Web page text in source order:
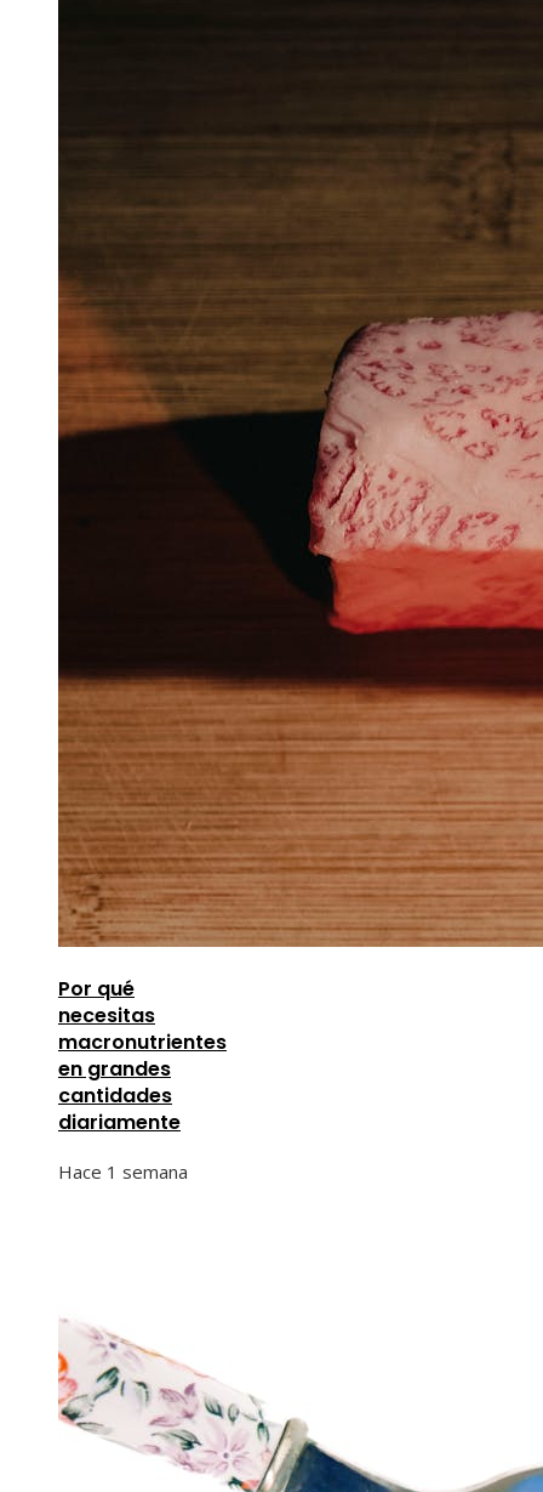
Por qué
necesitas
macronutrientes
en grandes
cantidades
diariamente
Hace 1 semana